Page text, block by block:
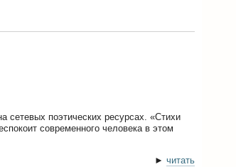
сетевых поэтических ресурсах. «Стихи
современного человека в этом
► читать